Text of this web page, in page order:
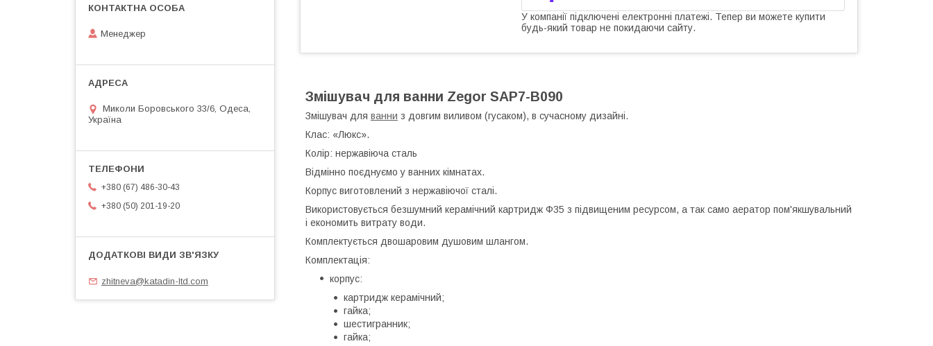
У компанії підключені електронні платежі. Тепер ви можете купити
будь-який товар не покидаючи сайту.
Змішувач для ванни Zegor SAP7-B090
Змішувач для ванни з довгим виливом (гусаком), в сучасному дизайні.
Клас: «Люкс».
Колір: нержавіюча сталь
Відмінно поєднуємо у ванних кімнатах.
Корпус виготовлений з нержавіючої сталі.
Використовується безшумний керамічний картридж Ф35 з підвищеним ресурсом, а так само аератор пом'якшувальний
і економить витрату води.
Комплектується двошаровим душовим шлангом.
Комплектація:
корпус:
картридж керамічний;
гайка;
шестигранник;
гайка;
Менеджер
Миколи Боровського 33/6, Одеса,
Україна
+380 (67) 486-30-43
+380 (50) 201-19-20
zhitneva@katadin-ltd.com